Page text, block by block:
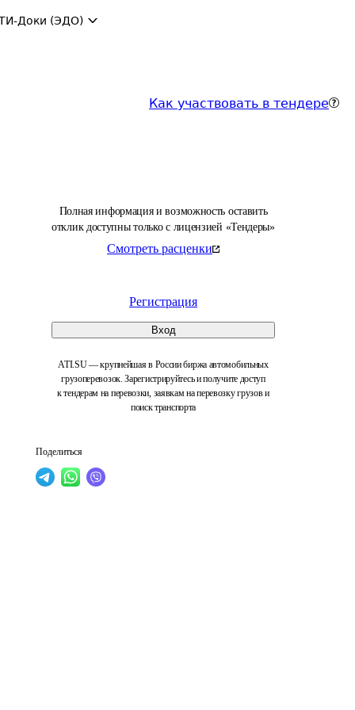
Доки (ЭДО)
Как участвовать в тендере
Полная информация и возможность оставить
отклик доступны только с лицензией «Тендеры»
Смотреть расценки
Регистрация
Вход
ATI.SU — крупнейшая в России биржа автомобильных
грузоперевозок. Зарегистрируйтесь и получите доступ
к тендерам на перевозки, заявкам на перевозку грузов и
поиск транспорта
Поделиться